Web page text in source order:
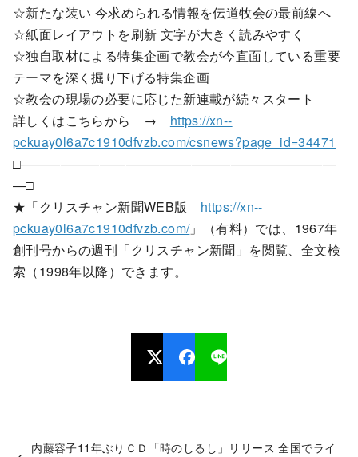
☆新たな装い 今求められる情報を伝道牧会の最前線へ
☆紙面レイアウトを刷新 文字が大きく読みやすく
☆独自取材による特集企画で教会が今直面している重要
テーマを深く掘り下げる特集企画
☆教会の現場の必要に応じた新連載が続々スタート
詳しくはこちらから → https://xn--
pckuay0l6a7c1910dfvzb.com/csnews?page_id=34471
□――――――――――――――――――――――――
―□
★「クリスチャン新聞WEB版 https://xn--
pckuay0l6a7c1910dfvzb.com/」（有料）では、1967年
創刊号からの週刊「クリスチャン新聞」を閲覧、全文検
索（1998年以降）できます。
内藤容子11年ぶりＣＤ「時のしるし」リリース 全国でライ